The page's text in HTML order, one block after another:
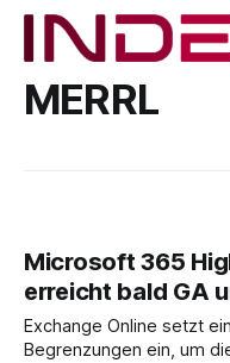
MERRL
Microsoft 365
erreicht bald GA
Exchange Online setzt
Begrenzungen ein, um